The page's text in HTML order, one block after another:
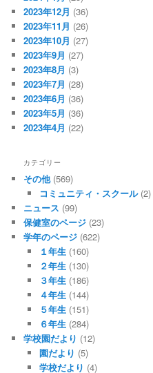
2023年12月 (36)
2023年11月 (26)
2023年10月 (27)
2023年9月 (27)
2023年8月 (3)
2023年7月 (28)
2023年6月 (36)
2023年5月 (36)
2023年4月 (22)
カテゴリー
その他(569)
コミュニティ・スクール(2)
ニュース (99)
保健室のページ (23)
学年のページ (622)
１年生(160)
２年生(130)
３年生(186)
４年生(144)
５年生(151)
６年生(284)
学校園だより (12)
園だより (5)
学校だより (4)